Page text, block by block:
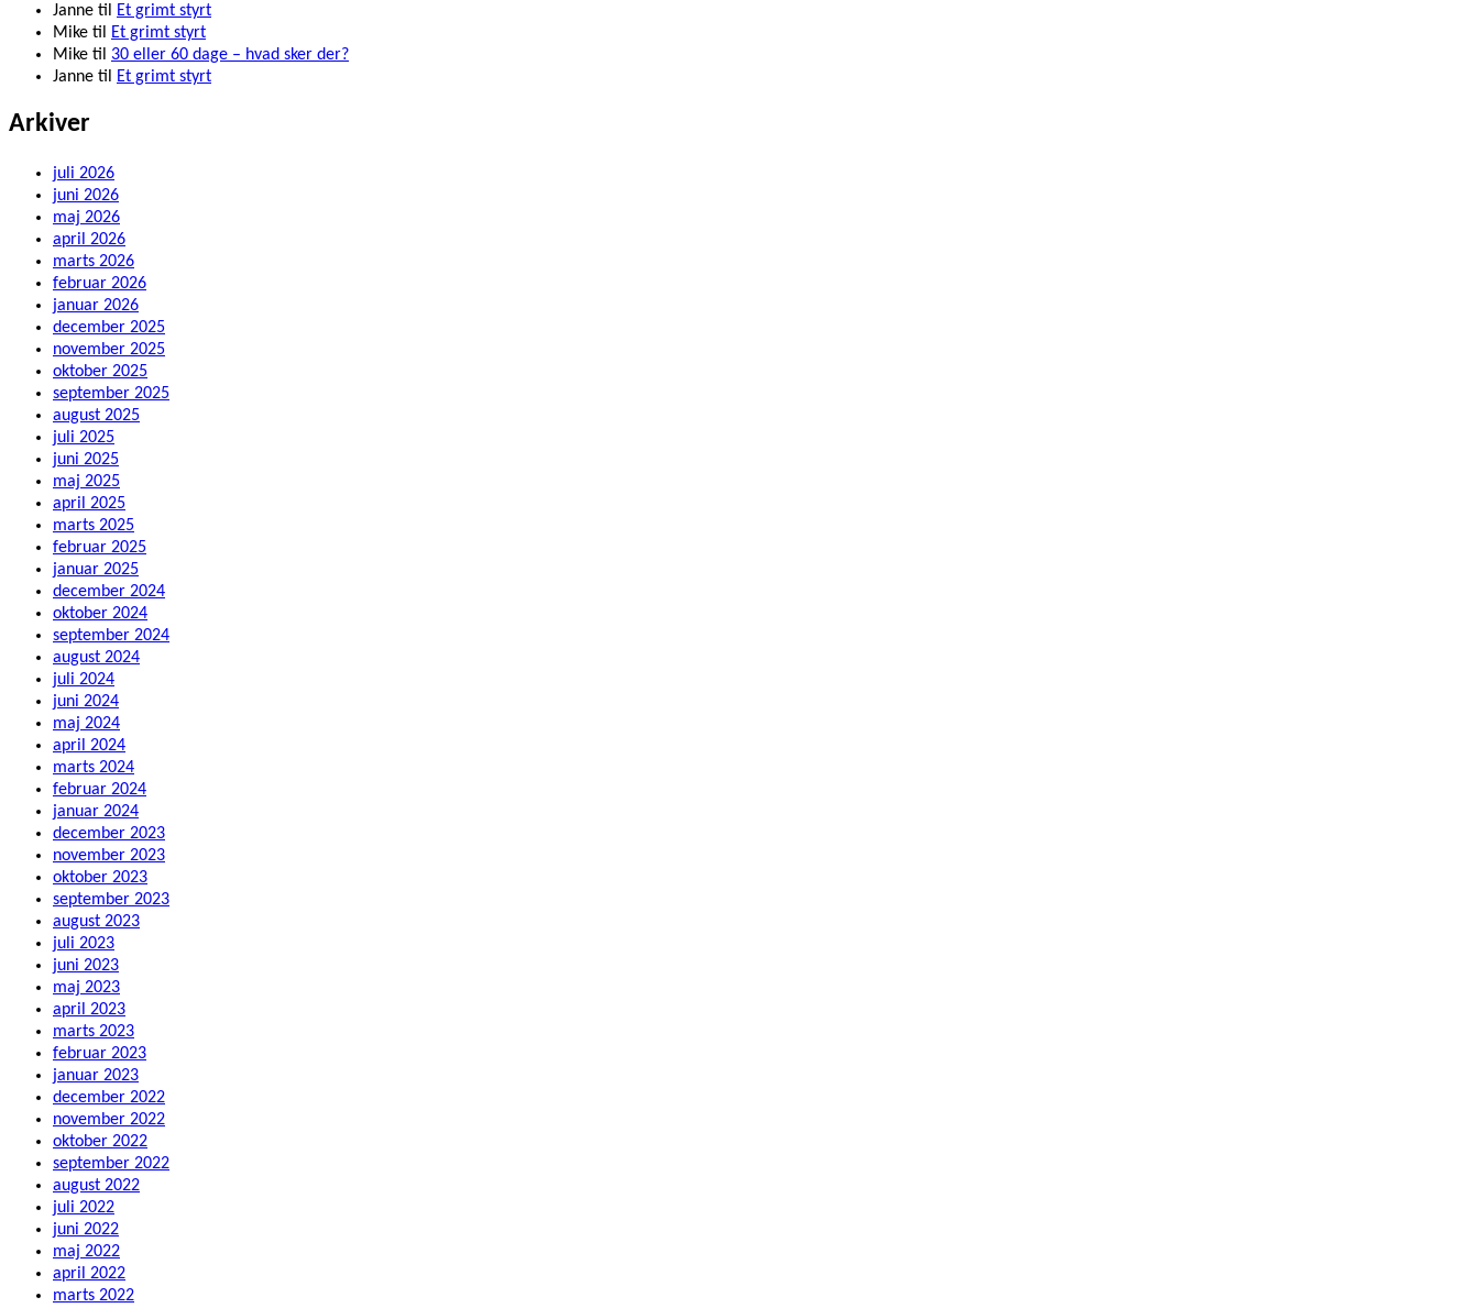
Janne til
Et grimt styrt
Mike til
Et grimt styrt
Mike til 30 eller 60 dage – hvad sker der?
Janne til Et grimt styrt
Arkiver
juli 2026
juni 2026
maj 2026
april 2026
marts 2026
februar 2026
januar 2026
december 2025
november 2025
oktober 2025
september 2025
august 2025
juli 2025
juni 2025
maj 2025
april 2025
marts 2025
februar 2025
januar 2025
december 2024
oktober 2024
september 2024
august 2024
juli 2024
juni 2024
maj 2024
april 2024
marts 2024
februar 2024
januar 2024
december 2023
november 2023
oktober 2023
september 2023
august 2023
juli 2023
juni 2023
maj 2023
april 2023
marts 2023
februar 2023
januar 2023
december 2022
november 2022
oktober 2022
september 2022
august 2022
juli 2022
juni 2022
maj 2022
april 2022
marts 2022